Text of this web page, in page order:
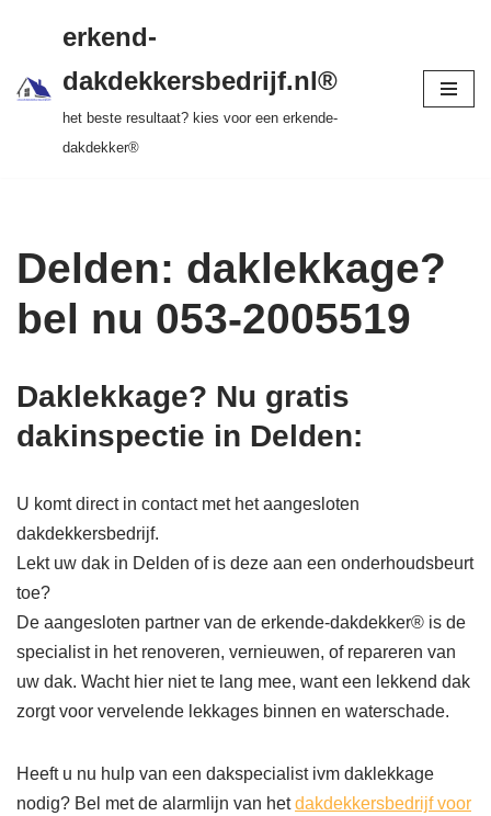
naar
inhoud
tot 20 jr garantie > SKEV erkend
erkend-
dakdekkersbedrijf.nl®
het beste resultaat? kies voor een erkende-
dakdekker®
Delden: daklekkage?
bel nu 053-2005519
Daklekkage? Nu gratis
dakinspectie in Delden:
U komt direct in contact met het aangesloten
dakdekkersbedrijf.
Lekt uw dak in Delden of is deze aan een onderhoudsbeurt
toe?
De aangesloten partner van de erkende-dakdekker® is de
specialist in het renoveren, vernieuwen, of repareren van
uw dak. Wacht hier niet te lang mee, want een lekkend dak
zorgt voor vervelende lekkages binnen en waterschade.
Heeft u nu hulp van een dakspecialist ivm daklekkage
nodig? Bel met de alarmlijn van hetdakdekkersbedrijf voor